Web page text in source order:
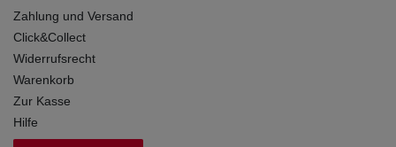
Zahlung und Versand
Click&Collect
Widerrufsrecht
Warenkorb
Zur Kasse
Hilfe